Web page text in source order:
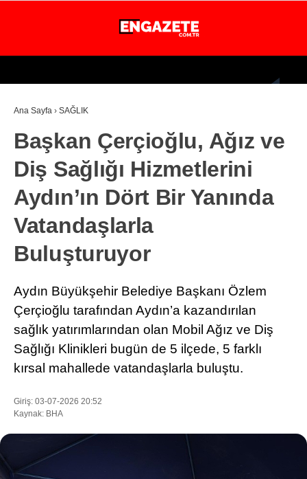
WhatsApp İhbar Hattı
Facebook
31.7
İSTANBUL
GÜNDEM
EKONOMİ
DÜNYA
MAGAZİN
SPOR
SAĞLIK
EĞİTİM
Ana Sayfa › SAĞLIK
Başkan Çerçioğlu, Ağız ve
Diş Sağlığı Hizmetlerini
Aydın’ın Dört Bir Yanında
Vatandaşlarla
Buluşturuyor
Aydın Büyükşehir Belediye Başkanı Özlem
Çerçioğlu tarafından Aydın’a kazandırılan
sağlık yatırımlarından olan Mobil Ağız ve Diş
Sağlığı Klinikleri bugün de 5 ilçede, 5 farklı
kırsal mahallede vatandaşlarla buluştu.
Giriş: 03-07-2026 20:52
Kaynak: BHA